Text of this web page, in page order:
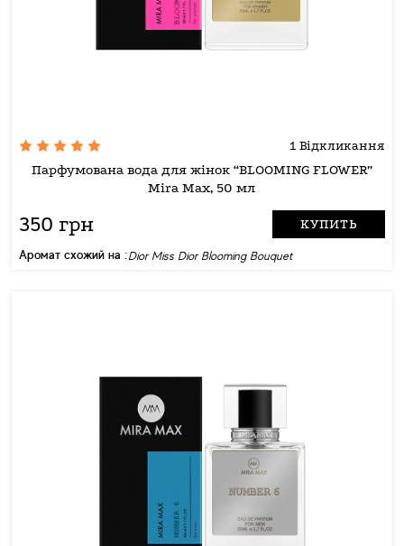
1 Відкликання
Парфумована вода для жінок “BLOOMING FLOWER”
Mira Max, 50 мл
350 грн КУПИТЬ
Аромат схожий на :Dior Miss Dior Blooming Bouquet